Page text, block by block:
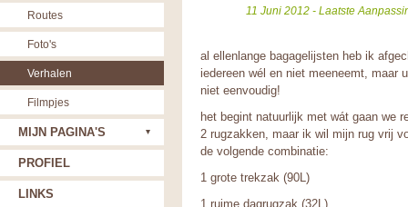
11 Juni 2012 - Laatste
al ellenlange bagagelijsten heb ik
iedereen wél en niet meeneemt, maar
niet eenvoudig!
het begint natuurlijk met wát gaan we
2 rugzakken, maar ik wil mijn rug vrij
de volgende combinatie:
1 grote trekzak (90L)
1 ruime dagrugzak (32L)
Routes
Foto's
Verhalen
Filmpjes
MIJN PAGINA'S
PROFIEL
LINKS